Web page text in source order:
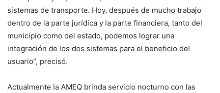
sistemas de transporte. Hoy, después de mucho trabajo
dentro de la parte jurídica y la parte financiera, tanto del
municipio como del estado, podemos lograr una
integración de los dos sistemas para el beneficio del
usuario”, precisó.
Actualmente la AMEQ brinda servicio nocturno con las